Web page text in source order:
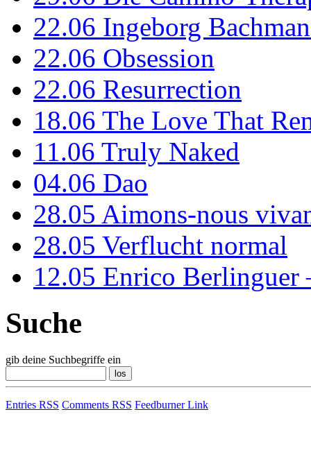
22.06 Ingeborg
22.06 Obsession
22.06 Resurrection
18.06 The Love That
11.06 Truly Naked
04.06 Dao
28.05 Aimons-nous
28.05 Verflucht normal
12.05 Enrico Berlinguer
Suche
gib deine Suchbegriffe ein
Entries RSS Comments RSS Feedburner Link